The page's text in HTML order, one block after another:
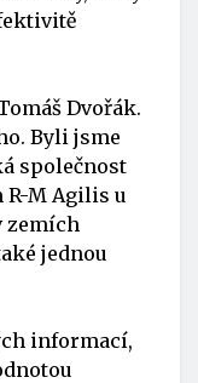
Dvořák.
Byli jsme
společnost
R-M Agilis u
zemích
jednou
informací,